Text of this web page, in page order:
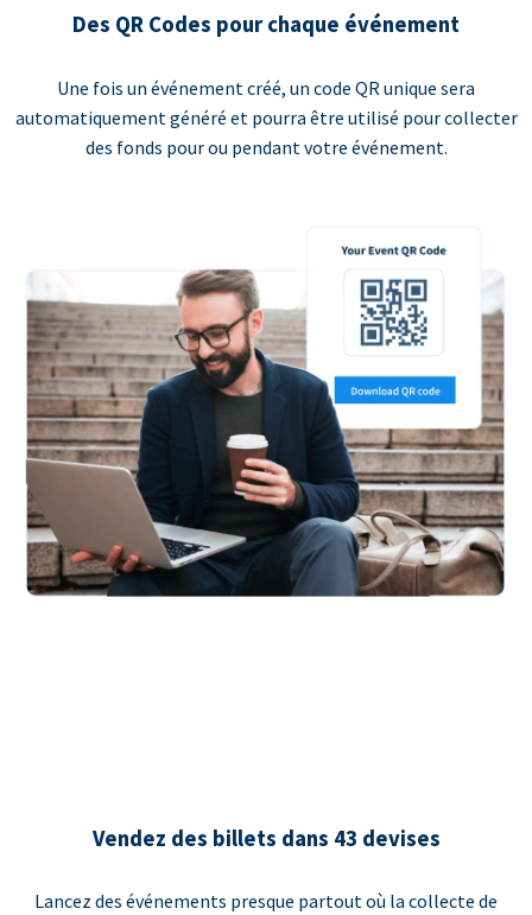
Des QR Codes pour chaque événement
Une fois un événement créé, un code QR unique sera
automatiquement généré et pourra être utilisé pour collecter
des fonds pour ou pendant votre événement.
Vendez des billets dans 43 devises
Lancez des événements presque partout où la collecte de